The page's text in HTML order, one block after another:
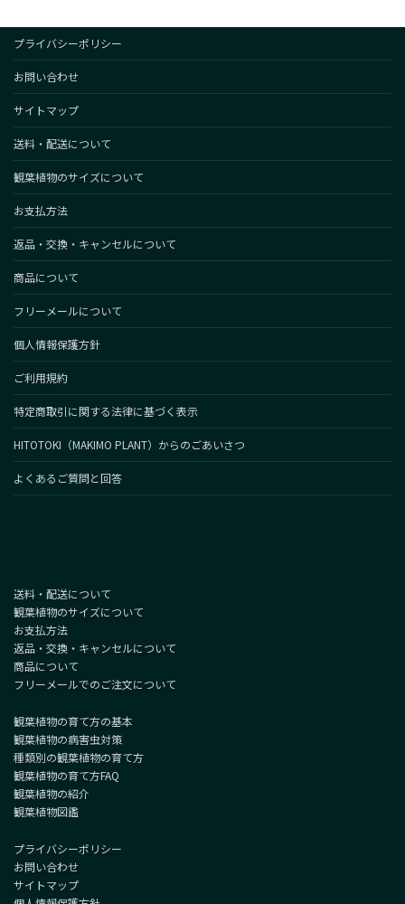
プライバシーポリシー
お問い合わせ
サイトマップ
送料・配送について
観葉植物のサイズについて
お支払方法
返品・交換・キャンセルについて
商品について
フリーメールについて
個人情報保護方針
ご利用規約
特定商取引に関する法律に基づく表示
HITOTOKI（MAKIMO PLANT）からのごあいさつ
よくあるご質問と回答
送料・配送について
観葉植物のサイズについて
お支払方法
返品・交換・キャンセルについて
商品について
フリーメールでのご注文について
観葉植物の育て方の基本
観葉植物の病害虫対策
種類別の観葉植物の育て方
観葉植物の育て方FAQ
観葉植物の紹介
観葉植物図鑑
プライバシーポリシー
お問い合わせ
サイトマップ